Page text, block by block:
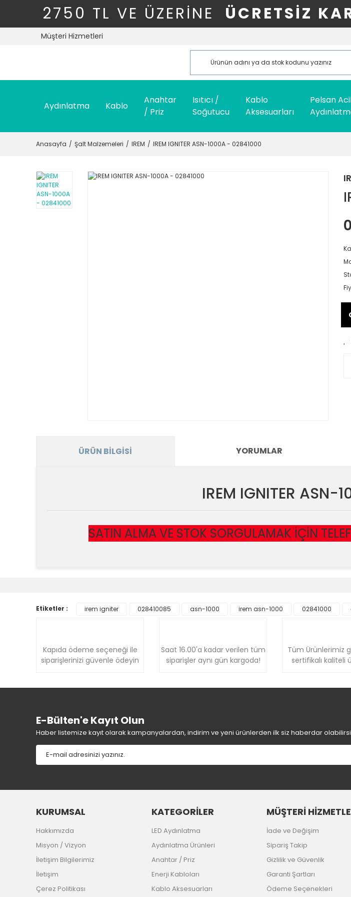
2750 TL VE ÜZERİNE ÜCRETSİZ
Müşteri Hizmetleri
Aydınlatma Kablo
Anahtar
/ Priz
Isıtıcı /
Soğutucu
Kablo
Aksesuarları
Pelsan
Anasayfa Şalt Malzemeleri IREM IREM IGNITER ASN-1000A - 02841000
ÜRÜN BILGISI YORUMLAR
IREM IGNITER
SATIN ALMA VE STOK SORGULAMAK İÇİN
Yorum
Ürün fiyatı diğer sitelerden daha pahalı.
Bu ürüne benzer farklı alternatifler olmalı.
Etiketler : irem igniter 028410085 asn-1000 irem asn-1000 02841000
Kapıda ödeme seçeneği ile
siparişlerinizi güvenle ödeyin
Saat 16.00'a kadar verilen tüm
siparişler aynı gün kargoda!
Tüm Ürünlerimiz
sertifikalı kaliteli
E-Bülten'e Kayıt Olun
Haber listemize kayıt olarak kampanyalardan, indirim ve yeni ürünlerden ilk siz haberdar
KURUMSAL
Hakkımızda
Misyon / Vizyon
İletişim Bilgilerimiz
İletişim
Çerez Politikası
KATEGORİLER
LED Aydınlatma
Aydınlatma Ürünleri
Anahtar / Priz
Enerji Kabloları
Kablo Aksesuarları
MÜŞTERİ
İade ve Değişim
Sipariş Takip
Gizlilik ve Güvenlik
Garanti Şartları
Ödeme Seçenekleri